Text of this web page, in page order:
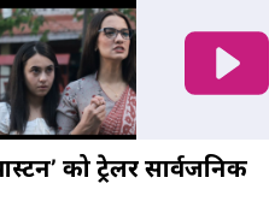
को ट्रेलर सार्वजनिक